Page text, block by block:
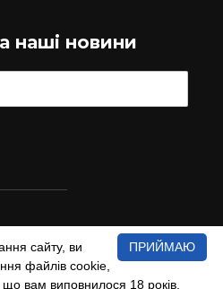
наші новини
© 2016-2022
з сайту обов'язкове пряме
гіперпосилання на сайт
ПРИЙМАЮ
сайту, ви
файлів cookie,
що вам виповнилося 18 років.